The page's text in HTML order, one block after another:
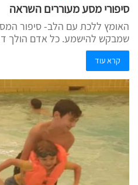
סיפורי מסע מעוררים השראה
האומץ ללכת עם הלב- סיפור
שמבקש להישמע. כל אדם הולך
קרא עוד